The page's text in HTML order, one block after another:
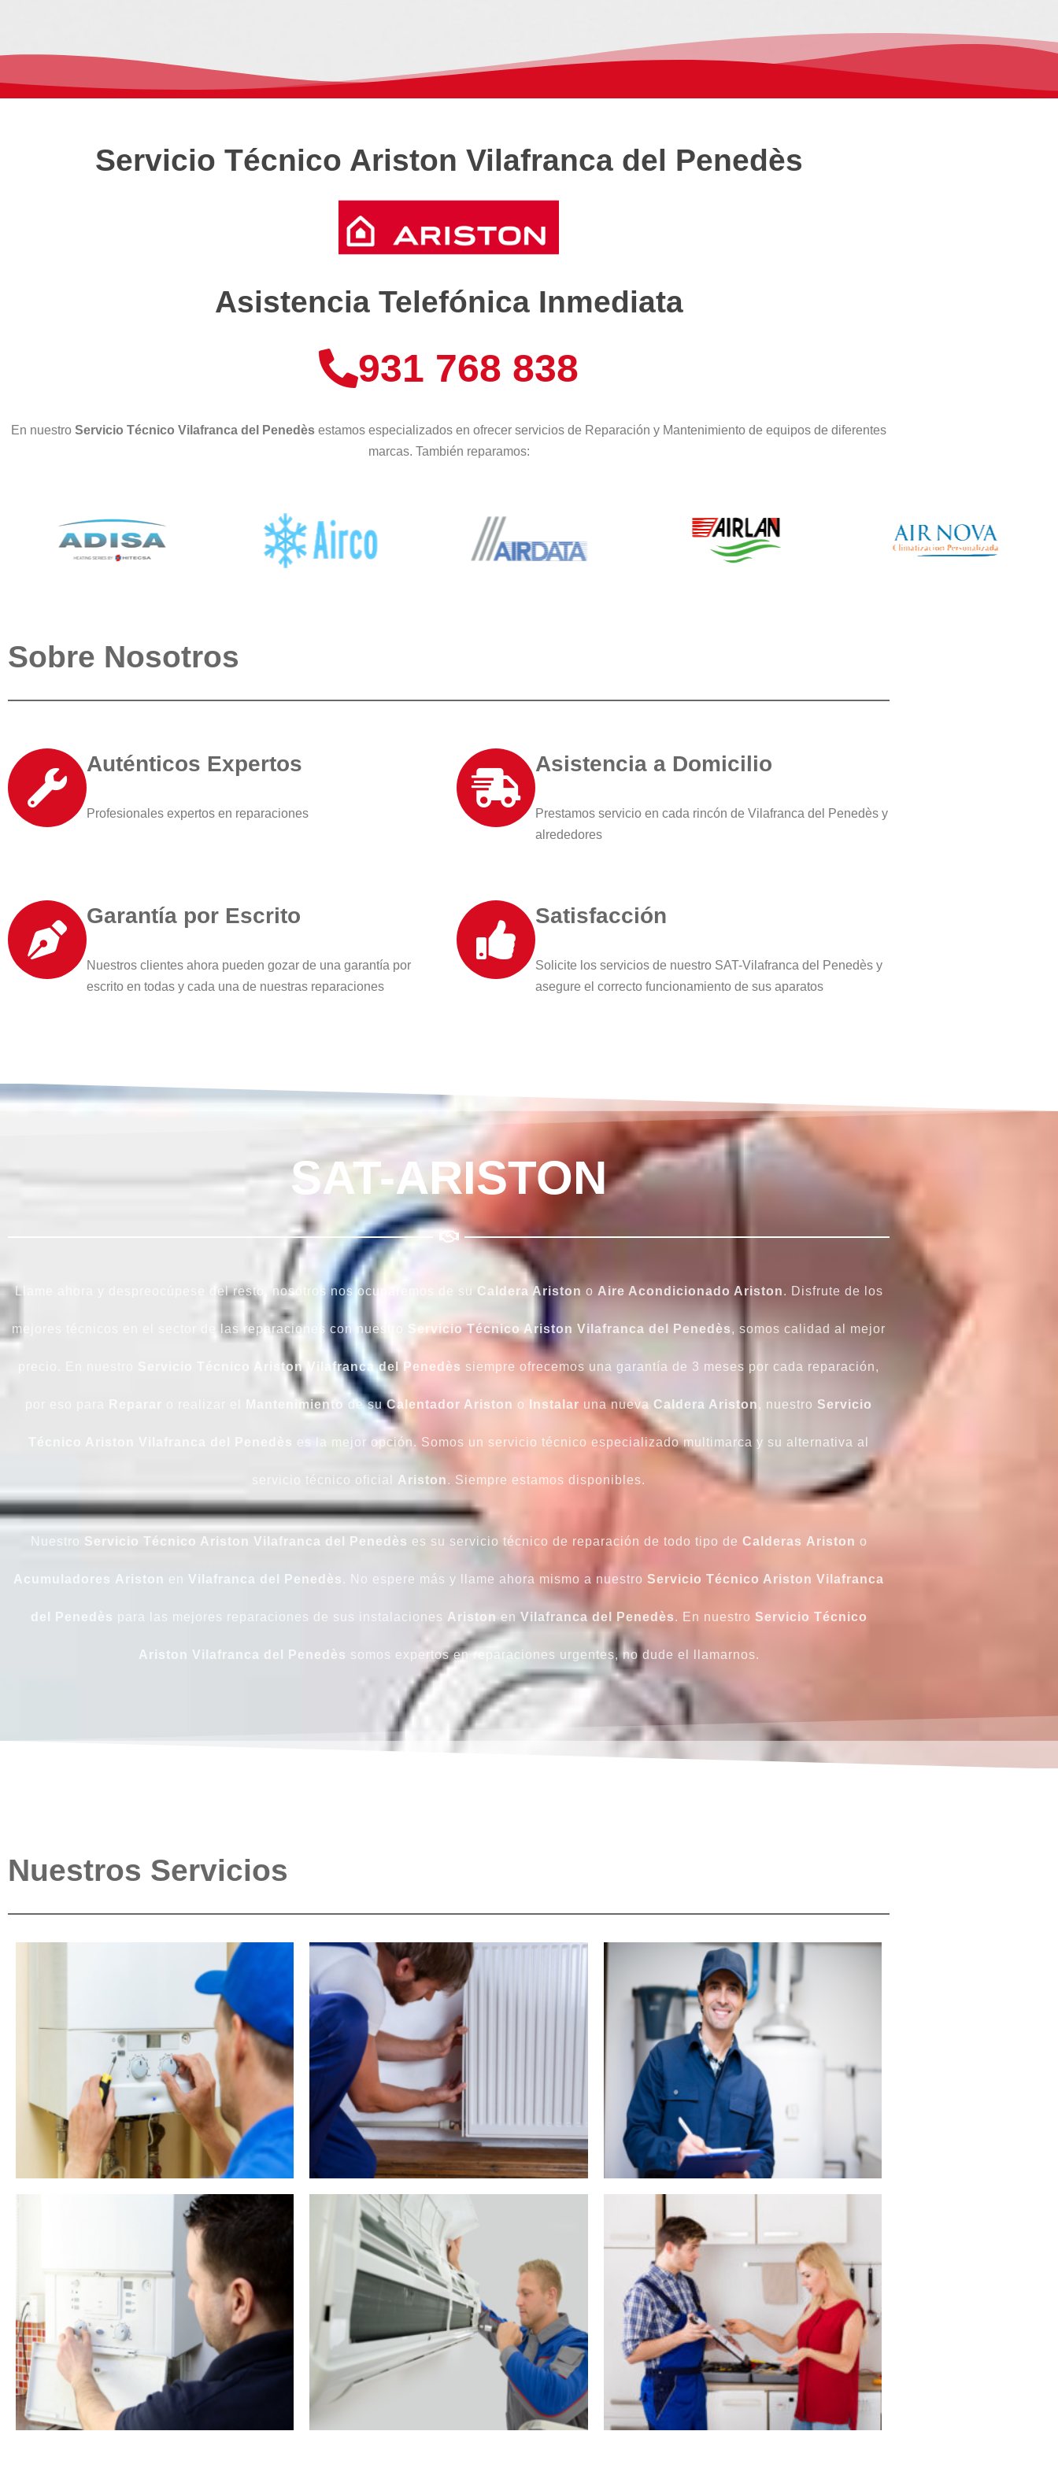
Servicio Técnico Ariston Vilafranca del Penedès
Asistencia Telefónica Inmediata
931 768 838
En nuestro Servicio Técnico Vilafranca del Penedès estamos especializados en ofrecer servicios de Reparación y Mantenimiento de equipos de diferentes
marcas. También reparamos:
Sobre Nosotros
Auténticos Expertos
Profesionales expertos en reparaciones
Asistencia a Domicilio
Prestamos servicio en cada rincón de Vilafranca del Penedès y
alrededores
Garantía por Escrito
Nuestros clientes ahora pueden gozar de una garantía por
escrito en todas y cada una de nuestras reparaciones
Satisfacción
Solicite los servicios de nuestro SAT-Vilafranca del Penedès y
asegure el correcto funcionamiento de sus aparatos
SAT-ARISTON
Llame ahora y despreocúpese del resto, nosotros nos ocuparemos de su Caldera Ariston o Aire Acondicionado Ariston. Disfrute de los
mejores técnicos en el sector de las reparaciones con nuestro Servicio Técnico Ariston Vilafranca del Penedès, somos calidad al mejor
Servicio Técnico Ariston Vilafranca del Penedès siempre ofrecemos una garantía de 3 meses por cada reparación,
Mantenimiento de suCalentador Ariston o Instalar una nueva Caldera Ariston , nuestro Servicio
es la mejor opción. Somos un servicio técnico especializado multimarca y su alternativa al
servicio técnico oficial Ariston. Siempre estamos disponibles.
Nuestro Servicio Técnico Ariston Vilafranca del Penedès es su servicio técnico de reparación de todo tipo de Calderas Ariston o
Acumuladores Ariston en Vilafranca del Penedès . No espere más y llame ahora mismo a nuestro Servicio Técnico Ariston Vilafranca
del Penedès para las mejores reparaciones de sus instalaciones Ariston en Vilafranca del Penedès. En nuestro Servicio Técnico
Ariston Vilafranca del Penedès somos expertos en reparaciones urgentes, no dude el llamarnos.
Nuestros Servicios